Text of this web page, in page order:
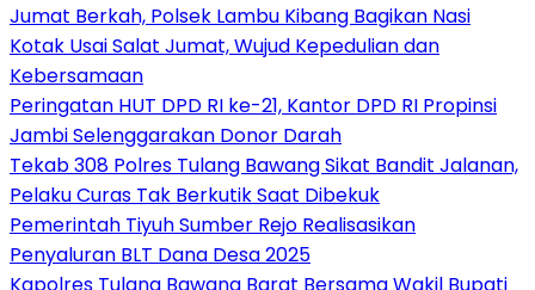
Jumat Berkah, Polsek Lambu Kibang Bagikan Nasi
Kotak Usai Salat Jumat, Wujud Kepedulian dan
Kebersamaan
Peringatan HUT DPD RI ke-21, Kantor DPD RI Propinsi
Jambi Selenggarakan Donor Darah
Tekab 308 Polres Tulang Bawang Sikat Bandit Jalanan,
Pelaku Curas Tak Berkutik Saat Dibekuk
Pemerintah Tiyuh Sumber Rejo Realisasikan
Penyaluran BLT Dana Desa 2025
Kapolres Tulang Bawang Barat Bersama Wakil Bupati